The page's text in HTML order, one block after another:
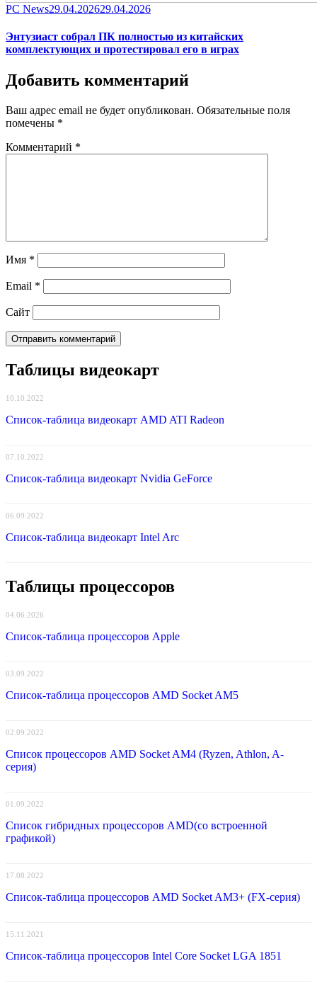
Category
PC NewsPosted
29.04.202629.04.2026
Энтузиаст собрал ПК полностью из китайских
комплектующих и протестировал его в играх
Добавить комментарий
Ваш адрес email не будет опубликован. Обязательные поля
помечены *
Комментарий *
Имя *
Email *
Сайт
Таблицы видеокарт
10.10.2022
Список-таблица видеокарт AMD ATI Radeon
07.10.2022
Список-таблица видеокарт Nvidia GeForce
06.09.2022
Список-таблица видеокарт Intel Arc
Таблицы процессоров
04.06.2026
Список-таблица процессоров Apple
03.09.2022
Список-таблица процессоров AMD Socket AM5
02.09.2022
Список процессоров AMD Socket AM4 (Ryzen, Athlon, A-
серия)
01.09.2022
Список гибридных процессоров AMD(со встроенной
графикой)
17.08.2022
Список-таблица процессоров AMD Socket AM3+ (FX-серия)
15.11.2021
Список-таблица процессоров Intel Core Socket LGA 1851